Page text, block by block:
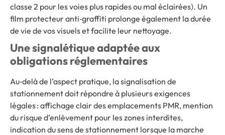
classe 2 pour les voies plus rapides ou mal éclairées). Un
film protecteur anti‑graffiti prolonge également la durée
de vie de vos visuels et facilite leur nettoyage.
Une signalétique adaptée aux
obligations réglementaires
Au‑delà de l’aspect pratique, la signalisation de
stationnement doit répondre à plusieurs exigences
légales : affichage clair des emplacements PMR, mention
du risque d’enlèvement pour les zones interdites,
indication du sens de stationnement lorsque la marche